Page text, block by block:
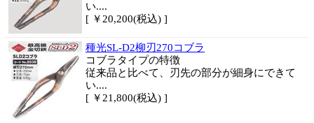
い....
[ ￥20,200(税込) ]
種光SL-D2柳刃270コブラ
コブラタイプの特徴
従来品と比べて、刃先の部分が細身にできて
い....
[ ￥21,800(税込) ]